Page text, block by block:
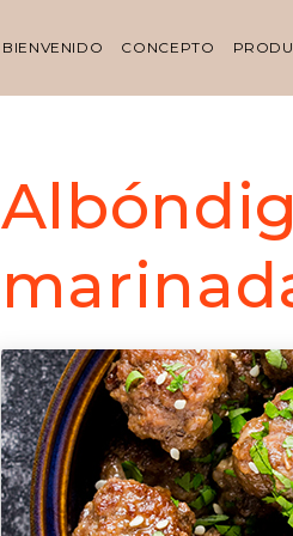
BIENVENIDO CONCEPTO